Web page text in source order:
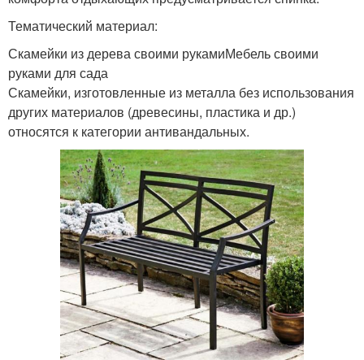
Тематический материал:
Скамейки из дерева своими рукамиМебель своими
руками для сада
Скамейки, изготовленные из металла без использования
других материалов (древесины, пластика и др.)
относятся к категории антивандальных.